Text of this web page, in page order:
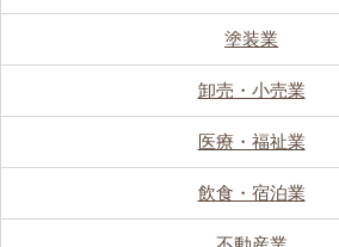
塗装業
卸売・小売業
医療・福祉業
飲食・宿泊業